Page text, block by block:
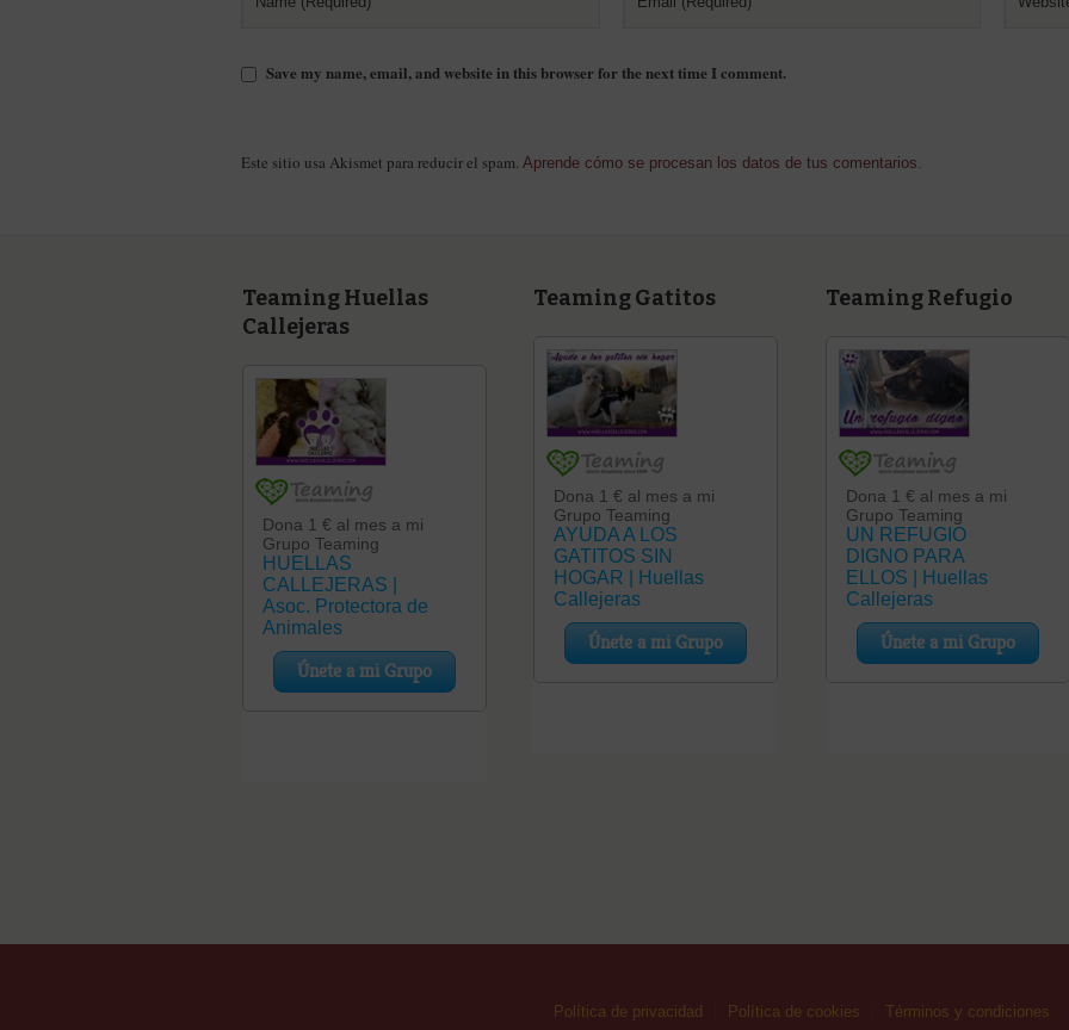
Save my name, email, and website in this browser for the next time I comment.
Este sitio usa Akismet para reducir el spam. Aprende cómo se procesan los datos de tus comentarios.
Teaming Huellas
Callejeras
Teaming Gatitos Teaming Refugio
Política de privacidad Política de cookies Términos y condiciones